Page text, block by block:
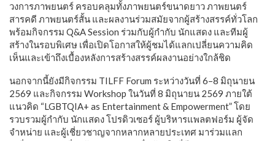
วงการภาพยนตร์ ครอบคลุมทั้งภาพยนตร์ขนาดยาว ภาพยนตร์
สารคดี ภาพยนตร์สั้น และผลงานร่วมสมัยจากผู้สร้างสรรค์ทั่วโลก
พร้อมกิจกรรม Q&A Session ร่วมกับผู้กำกับ นักแสดง และทีมผู้
สร้างในรอบพิเศษ เพื่อเปิดโอกาสให้ผู้ชมได้แลกเปลี่ยนความคิด
เห็นและเข้าถึงเบื้องหลังการสร้างสรรค์ผลงานอย่างใกล้ชิด
​นอกจากนี้ยังมีกิจกรรม TILFF Forum ระหว่างวันที่ 6–8 มิถุนายน
2569 และกิจกรรม Workshop ในวันที่ 8 มิถุนายน 2569 ภายใต้
แนวคิด “LGBTQIA+ as Entertainment & Empowerment” โดย
รวบรวมผู้กำกับ นักแสดง โปรดิวเซอร์ ผู้บริหารแพลตฟอร์ม ผู้จัด
จำหน่าย และผู้เชี่ยวชาญจากหลากหลายประเทศ มาร่วมแลก